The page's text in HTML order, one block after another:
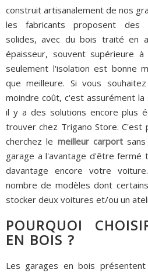
construit artisanalement de nos
les fabricants proposent des
solides, avec du bois traité en
épaisseur, souvent supérieure
seulement l'isolation est bonne
que meilleure. Si vous
moindre coût, c'est assurément la
il y a des solutions encore plus
trouver chez Trigano Store. C'est
cherchez le meilleur carportsans
garage a l'avantage d'être
davantage encore votre
nombre de modèles dont
stocker deux voitures et/ou un
POURQUOI
EN BOIS ?
Les garages en bois